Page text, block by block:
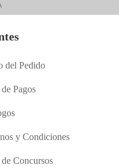
del Pedido
Pagos
y Condiciones
de Concursos